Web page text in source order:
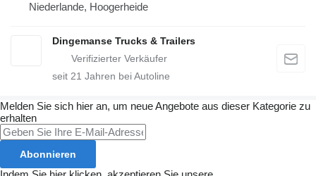
Niederlande, Hoogerheide
Dingemanse Trucks & Trailers
seit 21 Jahren bei Autoline
Melden Sie sich hier an, um neue Angebote aus dieser Kategorie zu
erhalten
Abonnieren